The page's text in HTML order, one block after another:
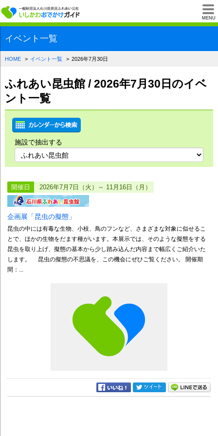
MENU
一般財団法人石川
イベント一覧
HOME イベント一覧 2026年7月30日
ふれあい昆虫館 / 2026年7月30日のイベ
ント一覧
施設で抽出する
開催日 2026年7月7日（火）～ 11月16日（月）
企画展「昆虫の擬態」
昆虫の中には有毒な生物、小枝、鳥のフンなど、さまざまな対象に似せるこ
とで、ほかの生物をだます種がいます。本展示では、そのような擬態をする
昆虫を取り上げ、擬態の基本から少し踏み込んだ内容まで幅広くご紹介いた
します。 昆虫の擬態の不思議を、この機会にぜひご覧ください。 開催期
間：...